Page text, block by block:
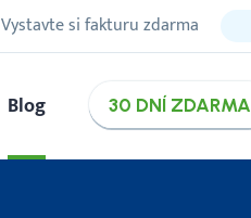
Vystavte si fakturu zdarma
Blog 30 DNÍ ZDARMA